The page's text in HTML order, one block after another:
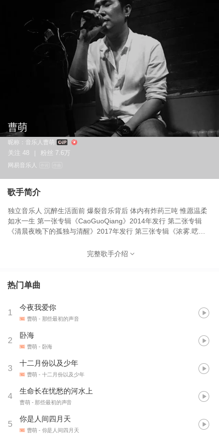
曹萌
昵称： 音乐人曹萌
关注 48 粉丝 7.6万
网易音乐人
歌手简介
独立音乐人 沉醉生活面前 爆裂音乐背后 体内有炸药三吨 惟愿温柔
如水一生 第一张专辑《CaoGuoQiang》2014年发行 第二张专辑
《清晨夜晚下的孤独与清醒》2017年发行 第三张专辑《浓雾.呓
完整歌手介绍
热门单曲
1
今夜我爱你
曹萌 - 那些最初的声音
2
卧海
曹萌 - 卧海
3
十二月份以及少年
曹萌 - 十二月份以及少年
4
生命长在忧愁的河水上
曹萌- 那些最初的声音
5
你是人间四月天
曹萌 - 你是人间四月天